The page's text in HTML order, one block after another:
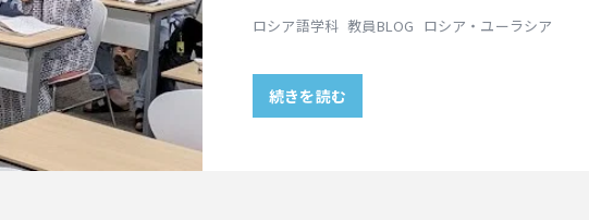
ロシア語学科 教員BLOG ロシア・ユーラシア
続きを読む